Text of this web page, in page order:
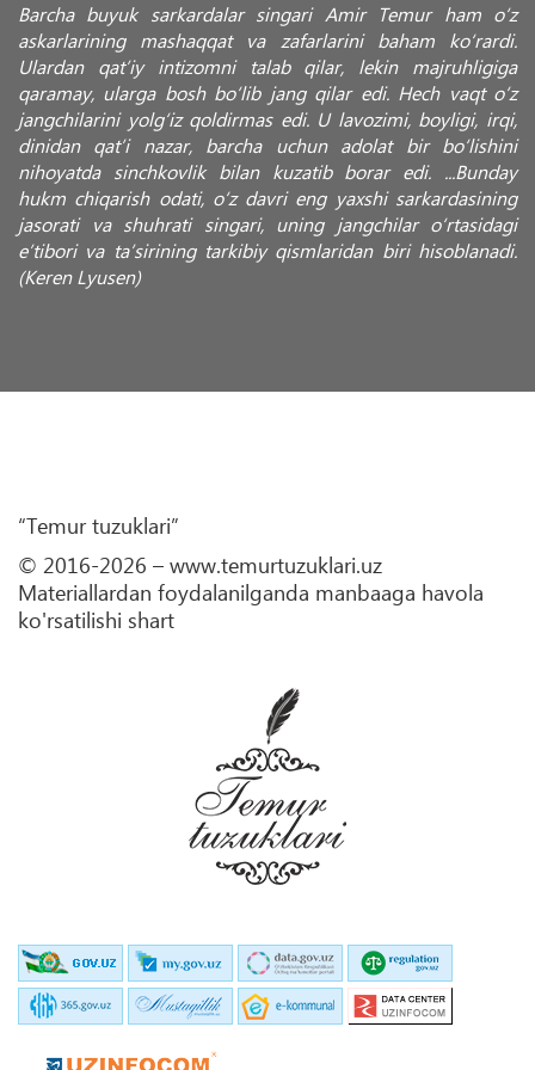
Barcha buyuk sarkardalar singari Amir Temur ham o‘z
askarlarining mashaqqat va zafarlarini baham ko‘rardi.
Ulardan qat’iy intizomni talab qilar, lekin majruhligiga
qaramay, ularga bosh bo‘lib jang qilar edi. Hech vaqt o‘z
jangchilarini yolg‘iz qoldirmas edi. U lavozimi, boyligi, irqi,
dinidan qat’i nazar, barcha uchun adolat bir bo‘lishini
nihoyatda sinchkovlik bilan kuzatib borar edi. ...Bunday
hukm chiqarish odati, o‘z davri eng yaxshi sarkardasining
jasorati va shuhrati singari, uning jangchilar o‘rtasidagi
e’tibori va ta’sirining tarkibiy qismlaridan biri hisoblanadi.
(Keren Lyusen)
“Temur tuzuklari”
© 2016-2026 – www.temurtuzuklari.uz
Materiallardan foydalanilganda manbaaga havola
ko'rsatilishi shart